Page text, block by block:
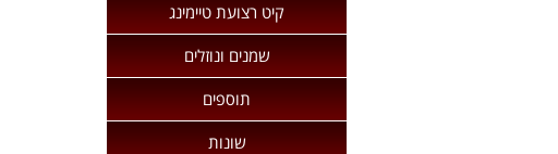
קיט רצועת טיימינג
שמנים ונוזלים
תוספים
שונות